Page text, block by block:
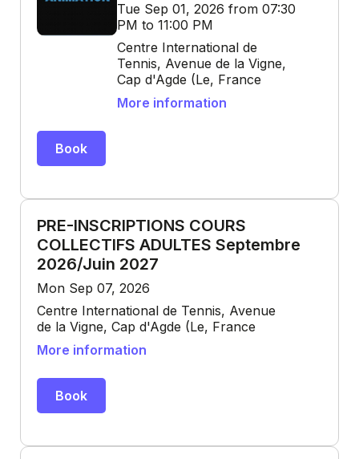
Tue Sep 01, 2026 from 07:30
PM to 11:00 PM
Centre International de
Tennis, Avenue de la Vigne,
Cap d'Agde (Le, France
More information
Book
PRE-INSCRIPTIONS COURS
COLLECTIFS ADULTES Septembre
2026/Juin 2027
Mon Sep 07, 2026
Centre International de Tennis, Avenue
de la Vigne, Cap d'Agde (Le, France
More information
Book